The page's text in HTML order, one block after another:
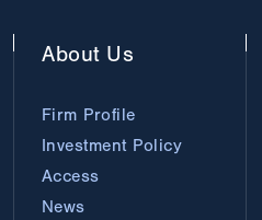
About Us
Firm Profile
Investment Policy
Access
News